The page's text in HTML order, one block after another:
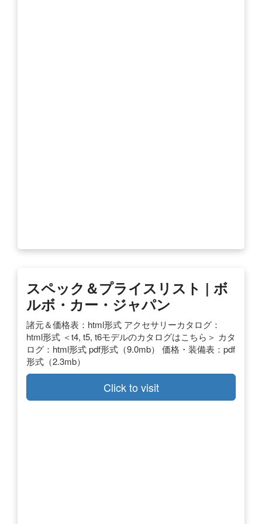
スペック＆プライスリスト | ボ
ルボ・カー・ジャパン
諸元＆価格表：html形式 アクセサリーカタログ：
html形式 ＜t4, t5, t6モデルのカタログはこちら＞ カタ
ログ：html形式 pdf形式（9.0mb） 価格・装備表：pdf
形式（2.3mb）
Click to visit